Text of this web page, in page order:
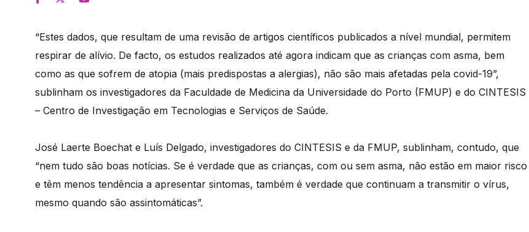
“Estes dados, que resultam de uma revisão de artigos científicos publicados a nível mundial, permitem
respirar de alívio. De facto, os estudos realizados até agora indicam que as crianças com asma, bem
como as que sofrem de atopia (mais predispostas a alergias), não são mais afetadas pela covid-19”,
sublinham os investigadores da Faculdade de Medicina da Universidade do Porto (FMUP) e do CINTESIS
– Centro de Investigação em Tecnologias e Serviços de Saúde.
José Laerte Boechat e Luís Delgado, investigadores do CINTESIS e da FMUP, sublinham, contudo, que
“nem tudo são boas notícias. Se é verdade que as crianças, com ou sem asma, não estão em maior risco
e têm menos tendência a apresentar sintomas, também é verdade que continuam a transmitir o vírus,
mesmo quando são assintomáticas”.